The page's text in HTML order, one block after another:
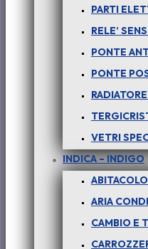
PARTI
RELE’
PONTE
PONTE
VETRI
INDICA – INDIGO
ARIA
CAMBIO E
PER SAFARI